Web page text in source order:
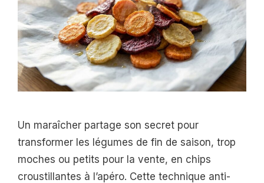
Un maraîcher partage son secret pour
transformer les légumes de fin de saison, trop
moches ou petits pour la vente, en chips
croustillantes à l’apéro. Cette technique anti-